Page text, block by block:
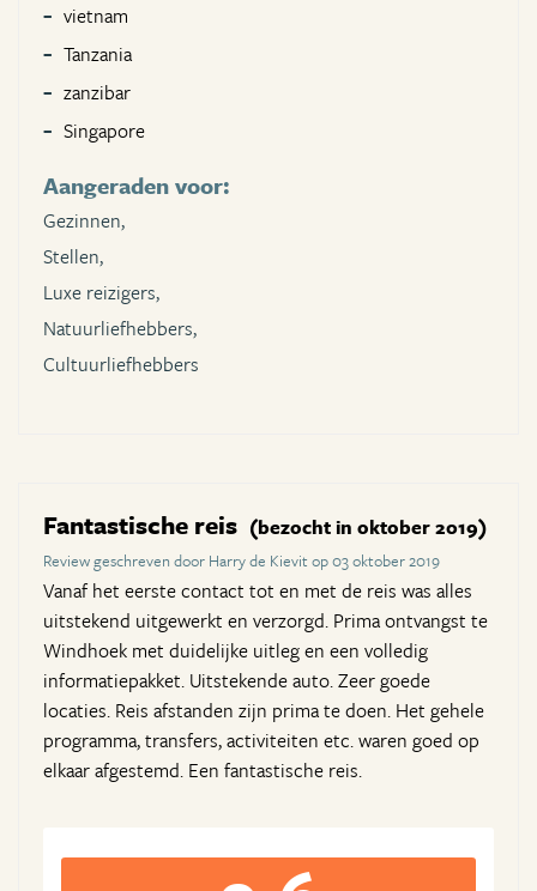
vietnam
Tanzania
zanzibar
Singapore
Aangeraden voor:
Gezinnen,
Stellen,
Luxe reizigers,
Natuurliefhebbers,
Cultuurliefhebbers
Fantastische reis (bezocht in oktober 2019)
Review geschreven door Harry de Kievit op 03 oktober 2019
Vanaf het eerste contact tot en met de reis was alles
uitstekend uitgewerkt en verzorgd. Prima ontvangst te
Windhoek met duidelijke uitleg en een volledig
informatiepakket. Uitstekende auto. Zeer goede
locaties. Reis afstanden zijn prima te doen. Het gehele
programma, transfers, activiteiten etc. waren goed op
elkaar afgestemd. Een fantastische reis.